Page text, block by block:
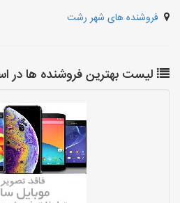
فروشنده های شهر رشت
لیست بهترین فروشنده ها در